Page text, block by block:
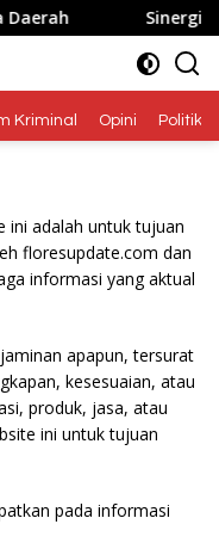
Sinergi
Kriminal Opini Politik
ini adalah untuk tujuan
floresupdate.com dan
informasi yang aktual
apapun, tersurat
kesesuaian, atau
produk, jasa, atau
ini untuk tujuan
pada informasi